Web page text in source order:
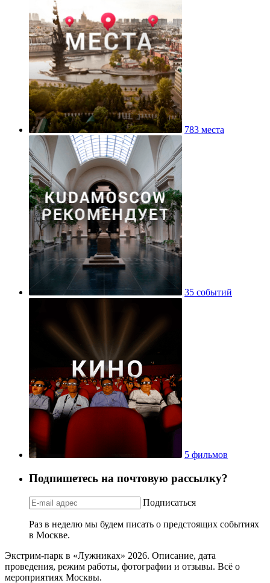
783 места
35 событий
5 фильмов
Подпишетесь на почтовую рассылку?
Подписаться
Раз в неделю мы будем писать о предстоящих событиях
в Москве.
Экстрим-парк в «Лужниках» 2026. Описание, дата
проведения, режим работы, фотографии и отзывы. Всё о
мероприятиях Москвы.